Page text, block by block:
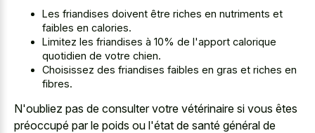
Les friandises doivent être riches en nutriments et
faibles en calories.
Limitez les friandises à 10% de l'apport calorique
quotidien de votre chien.
Choisissez des friandises faibles en gras et riches en
fibres.
N'oubliez pas de consulter votre vétérinaire si vous êtes
préoccupé par le poids ou l'état de santé général de